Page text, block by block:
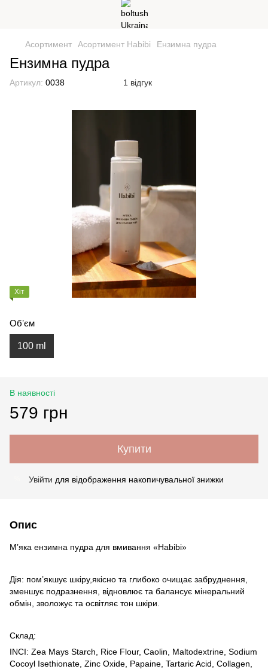
Асортимент Асортимент Habibi Ензимна пудра
Ензимна пудра
Артикул: 0038 1 відгук
Хіт
Обʼєм
100 ml
В наявності
579 грн
Купити
Увійти для відображення накопичувальної знижки
Опис
М’яка ензимна пудра для вмивання «Habibi»
Дія: пом’якшує шкіру,якісно та глибоко очищає забруднення,
зменшує подразнення, відновлює та балансує мінеральний
обмін, зволожує та освітляє тон шкіри.
Склад:
INCI: Zea Mays Starch, Rice Flour, Caolin, Maltodextrine, Sodium
Cocoyl Isethionate, Zinc Oxide, Papaine, Tartaric Acid, Collagen,